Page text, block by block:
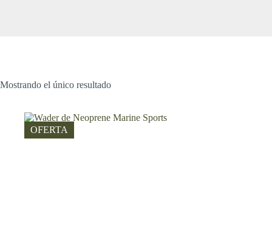
Mostrando el único resultado
OFERTA